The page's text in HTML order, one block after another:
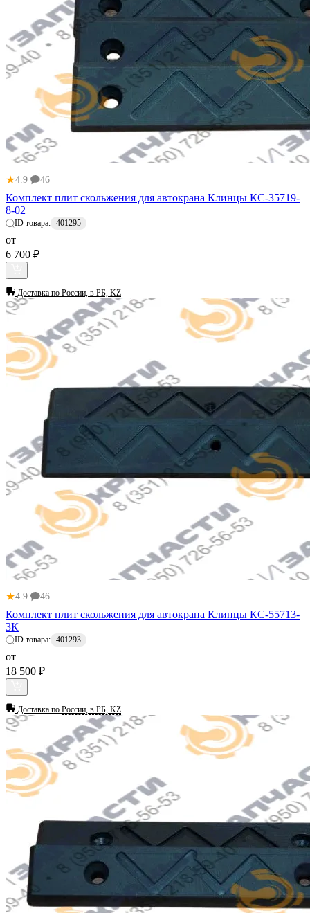
★4.9 46
Комплект плит скольжения для автокрана Клинцы КС-35719-
8-02
ID товара: 401295
от
6 700 ₽
Доставка по России, в РБ, KZ
★4.9 46
Комплект плит скольжения для автокрана Клинцы КС-55713-
3К
ID товара: 401293
от
18 500 ₽
Доставка по России, в РБ, KZ